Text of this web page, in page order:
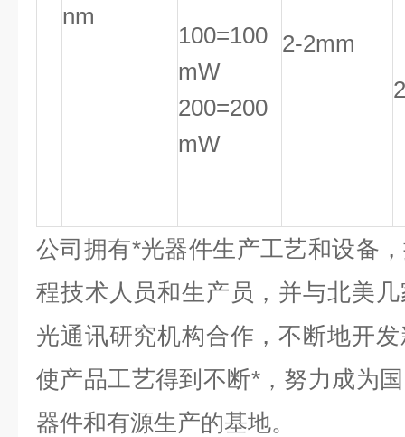
nm
2-2mm
100=100
mW
200=200
mW
公司拥有*光器件生产工艺和设备
程技术人员和生产员，并与北美
光通讯研究机构合作，不断地开
使产品工艺得到不断*，努力成为
器件和有源生产的基地。